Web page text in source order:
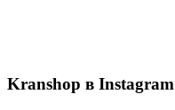
Kranshop в Instagram